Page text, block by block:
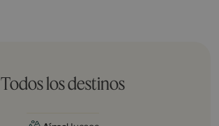
Todos los destinos